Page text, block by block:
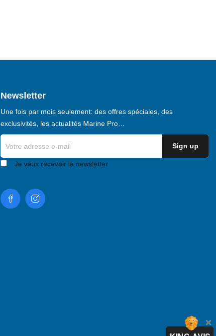
Newsletter
Une fois par mois seulement: des offres spéciales, des
exclusivités, les actualités Marine Pro…
Je veux recevoir la newsletter